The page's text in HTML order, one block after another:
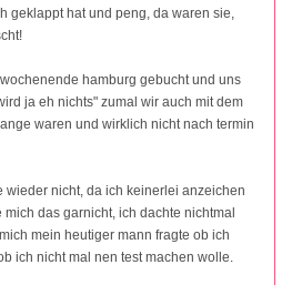
geklappt hat und peng, da waren sie,
hamburg gebucht und uns
ja eh nichts" zumal wir auch mit dem
waren und wirklich nicht nach termin
wieder nicht, da ich keinerlei anzeichen
das garnicht, ich dachte nichtmal
mein heutiger mann fragte ob ich
ich nicht mal nen test machen wolle.